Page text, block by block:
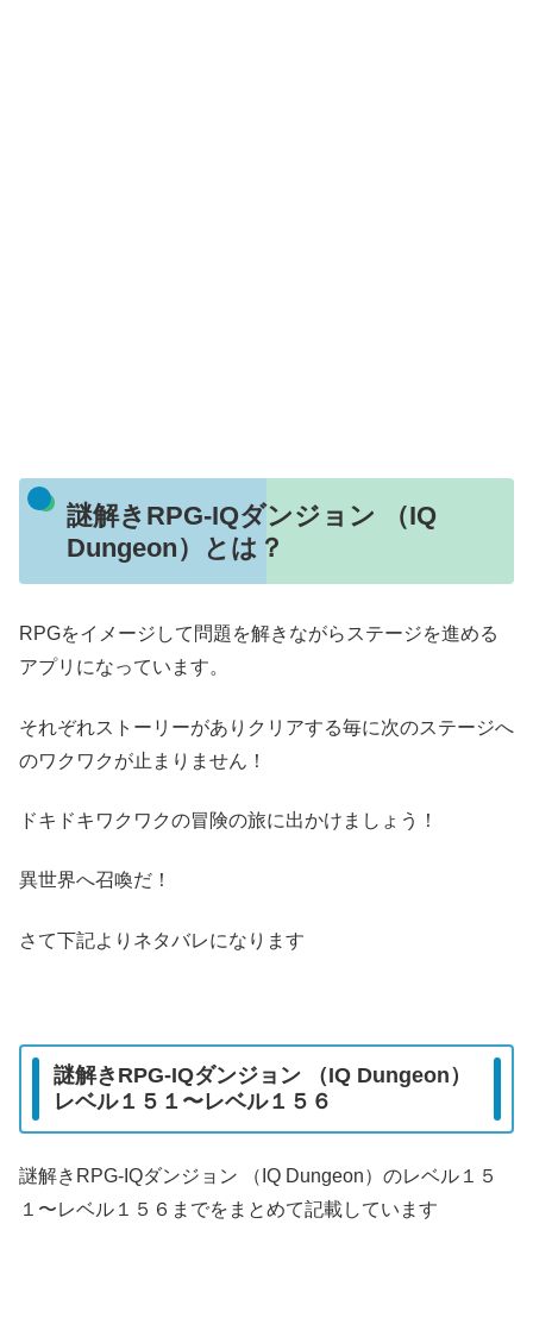
謎解きRPG-IQダンジョン （IQ
Dungeon）とは？
RPGをイメージして問題を解きながらステージを進める
アプリになっています。
それぞれストーリーがありクリアする毎に次のステージへ
のワクワクが止まりません！
ドキドキワクワクの冒険の旅に出かけましょう！
異世界へ召喚だ！
さて下記よりネタバレになります
謎解きRPG-IQダンジョン （IQ Dungeon）
レベル１５１〜レベル１５６
謎解きRPG-IQダンジョン （IQ Dungeon）のレベル１５
１〜レベル１５６までをまとめて記載しています